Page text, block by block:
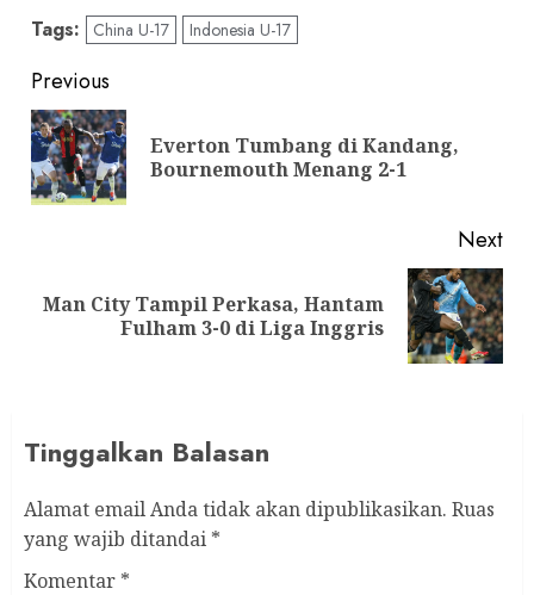
Tags: China U-17 Indonesia U-17
Post
navigation
Previous
Everton Tumbang di Kandang,
Bournemouth Menang 2-1
Next
Next
Man City Tampil Perkasa, Hantam
Fulham 3-0 di Liga Inggris
Tinggalkan Balasan
Alamat email Anda tidak akan dipublikasikan. Ruas
yang wajib ditandai *
Komentar *